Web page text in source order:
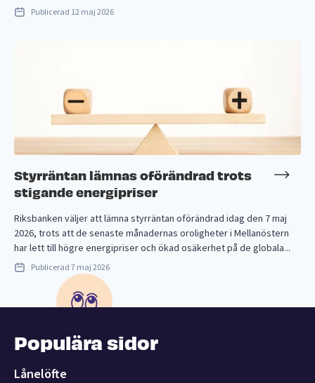
Publicerad 12 maj 2026
Styrräntan lämnas oförändrad trots
stigande energipriser
Riksbanken väljer att lämna styrräntan oförändrad idag den 7 maj
2026, trots att de senaste månadernas oroligheter i Mellanöstern
har lett till högre energipriser och ökad osäkerhet på de globala...
Publicerad 7 maj 2026
Populära sidor
Lånelöfte